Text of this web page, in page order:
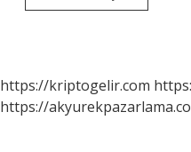
Bir
https://kriptogelir.com
https://